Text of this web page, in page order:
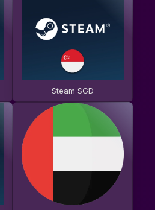
Steam SGD